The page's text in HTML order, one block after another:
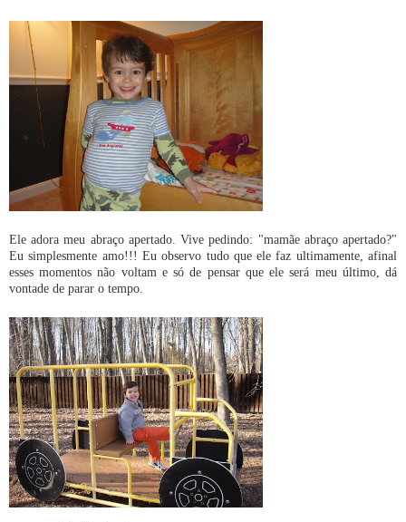
Ele adora meu abraço apertado. Vive pedindo: "mamãe abraço apertado?"
Eu simplesmente amo!!! Eu observo tudo que ele faz ultimamente, afinal
esses momentos não voltam e só de pensar que ele será meu último, dá
vontade de parar o tempo.